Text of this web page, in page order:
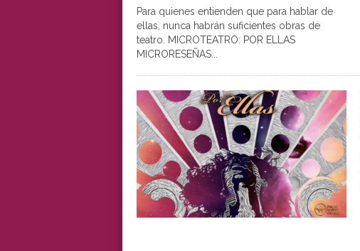
Para quienes entienden que para hablar de
ellas, nunca habrán suficientes obras de
teatro. MICROTEATRO: POR ELLAS
MICRORESEÑAS...